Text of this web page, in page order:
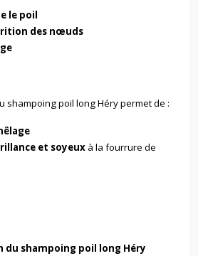
le poil
des nœuds
shampoing poil long Héry permet de :
et soyeux à la fourrure de
du shampoing poil long Héry